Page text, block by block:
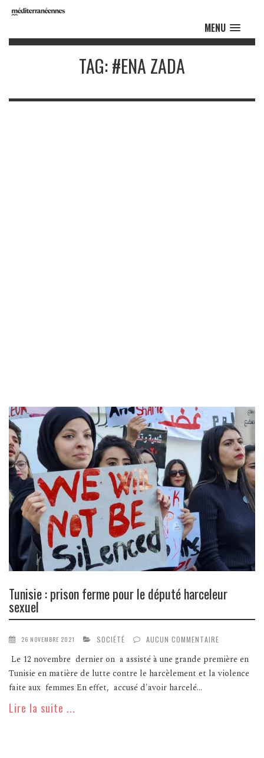
MENU
TAG: #ENA ZADA
Tunisie : prison ferme pour le député harceleur
sexuel
26 NOVEMBRE 2021 SOCIÉTÉ AUCUN COMMENTAIRE
Le 12 novembre dernier on a assisté à une grande première en
Tunisie en matière de lutte contre le harcèlement et la violence
faite aux femmes En effet, accusé d'avoir harcelé...
Lire la suite ...